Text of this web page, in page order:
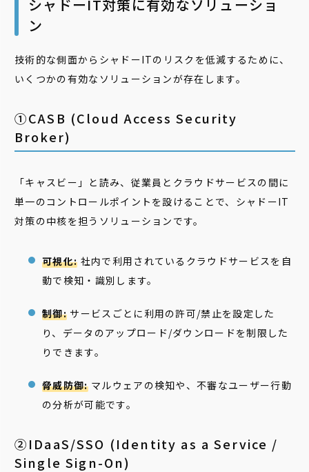
シャドーIT対策に有効なソリューショ
ン
技術的な側面からシャドーITのリスクを低減するために、
いくつかの有効なソリューションが存在します。
①CASB (Cloud Access Security
Broker)
「キャスビー」と読み、従業員とクラウドサービスの間に
単一のコントロールポイントを設けることで、シャドーIT
対策の中核を担うソリューションです。
可視化: 社内で利用されているクラウドサービスを自
動で検知・識別します。
制御:サービスごとに利用の許可/禁止を設定した
り、データのアップロード/ダウンロードを制限した
りできます。
脅威防御:マルウェアの検知や、不審なユーザー行動
の分析が可能です。
②IDaaS/SSO (Identity as a Service /
Single Sign-On)